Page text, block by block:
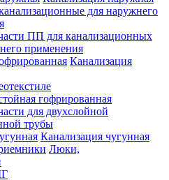
для наружнего
ПП для канализационных
применения
Канализация
гофрированная
для двухслойной
трубы
Канализация чугунная
Люки,